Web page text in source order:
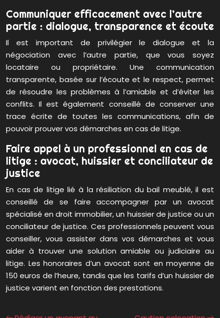
Communiquer efficacement avec l’autre
partie : dialogue, transparence et écoute
Il est important de privilégier le dialogue et la
négociation avec l’autre partie, que vous soyez
locataire ou propriétaire. Une communication
transparente, basée sur l’écoute et le respect, permet
de résoudre les problèmes à l’amiable et d’éviter les
conflits. Il est également conseillé de conserver une
trace écrite de toutes les communications, afin de
pouvoir prouver vos démarches en cas de litige.
Faire appel à un professionnel en cas de
litige : avocat, huissier et conciliateur de
justice
En cas de litige lié à la résiliation du bail meublé, il est
conseillé de se faire accompagner par un avocat
spécialisé en droit immobilier, un huissier de justice ou un
conciliateur de justice. Ces professionnels peuvent vous
conseiller, vous assister dans vos démarches et vous
aider à trouver une solution amiable ou judiciaire au
litige. Les honoraires d’un avocat sont en moyenne de
150 euros de l’heure, tandis que les tarifs d’un huissier de
justice varient en fonction des prestations.